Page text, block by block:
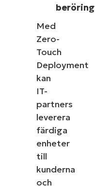
beröring
Med
Zero-
Touch
Deployment
kan
IT-
partners
leverera
färdiga
enheter
till
kunderna
och